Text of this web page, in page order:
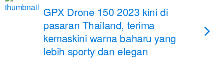
GPX Drone 150 2023 kini di
pasaran Thailand, terima
kemaskini warna baharu yang
lebih sporty dan elegan